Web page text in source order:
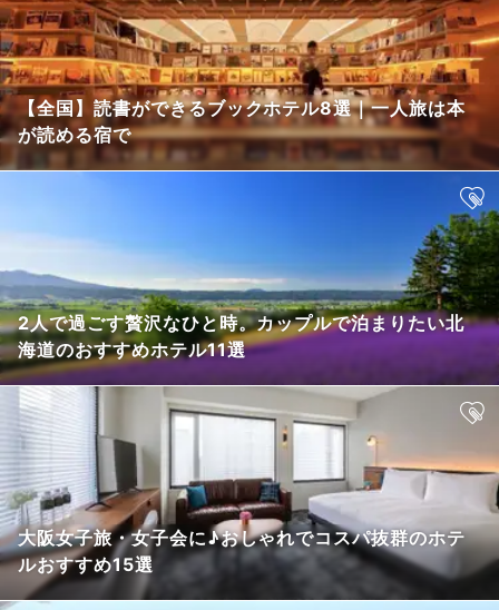
【全国】読書ができるブックホテル8選｜一人旅は本
が読める宿で
2人で過ごす贅沢なひと時。カップルで泊まりたい北
海道のおすすめホテル11選
大阪女子旅・女子会に♪おしゃれでコスパ抜群のホテ
ルおすすめ15選